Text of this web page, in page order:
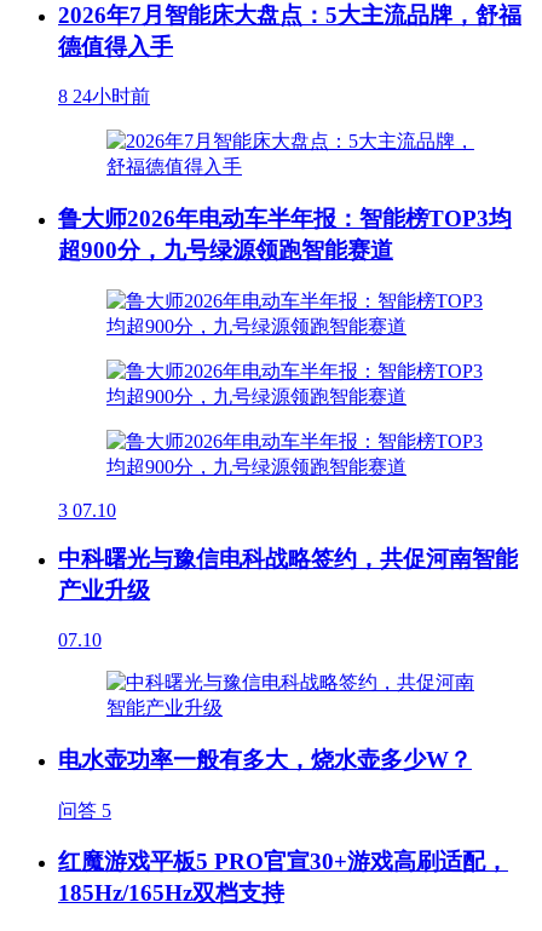
2026年7月智能床大盘点：5大主流品牌，舒福
德值得入手
8 24小时前
鲁大师2026年电动车半年报：智能榜TOP3均
超900分，九号绿源领跑智能赛道
3 07.10
中科曙光与豫信电科战略签约，共促河南智能
产业升级
07.10
电水壶功率一般有多大，烧水壶多少W？
问答 5
红魔游戏平板5 PRO官宣30+游戏高刷适配，
185Hz/165Hz双档支持